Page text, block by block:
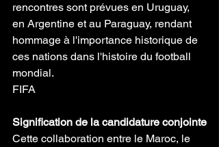
rencontres sont prévues en Uruguay,
en Argentine et au Paraguay, rendant
hommage à l'importance historique de
ces nations dans l'histoire du football
mondial.
FIFA
Signification de la candidature conjointe
Cette collaboration entre le Maroc, le